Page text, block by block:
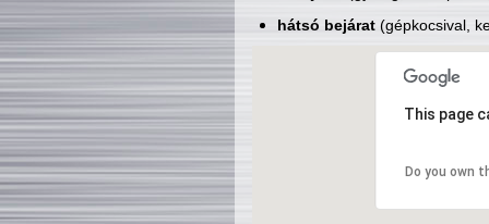
hátsó bejárat(gépkocsival,
This page
Do you own